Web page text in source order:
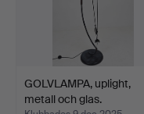
GOLVLAMPA, uplight,
metall och glas.